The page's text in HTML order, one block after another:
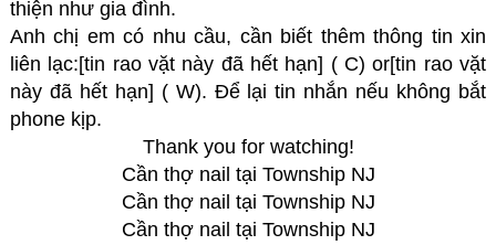
thiện như gia đình.
Anh chị em có nhu cầu, cần biết thêm thông tin xin
liên lạc:[tin rao vặt này đã hết hạn] ( C) or[tin rao vặt
này đã hết hạn] ( W). Để lại tin nhắn nếu không bắt
phone kịp.
Thank you for watching!
Cần thợ nail tại Township NJ
Cần thợ nail tại Township NJ
Cần thợ nail tại Township NJ